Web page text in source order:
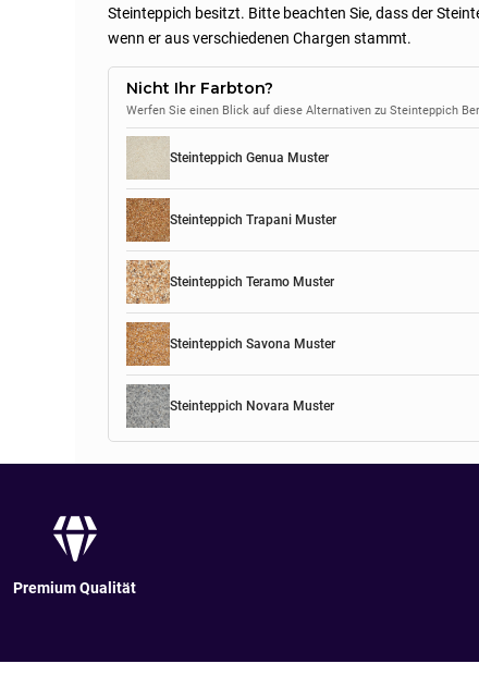
Steinteppich besitzt. Bitte beachten Sie, dass der
wenn er aus verschiedenen Chargen stammt.
Nicht Ihr Farbton?
Werfen Sie einen Blick auf diese Alternativen zu Steinteppich
Steinteppich Genua Muster
Steinteppich Trapani Muster
Steinteppich Teramo Muster
Steinteppich Savona Muster
Steinteppich Novara Muster
Premium Qualität